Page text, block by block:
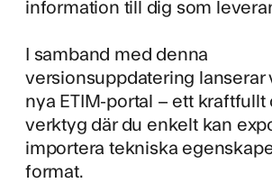
information till dig som
I samband med denna
versionsuppdatering lanserar
nya ETIM-portal – ett
verktyg där du enkelt kan
importera tekniska
format.